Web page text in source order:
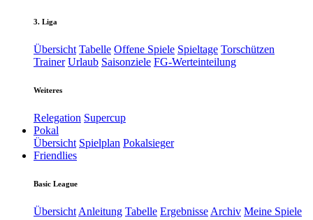
3. Liga
Übersicht Tabelle Offene Spiele Spieltage Torschützen
Trainer Urlaub Saisonziele FG-Werteinteilung
Weiteres
Relegation Supercup
Pokal
Übersicht Spielplan Pokalsieger
Friendlies
Basic League
Übersicht Anleitung Tabelle Ergebnisse Archiv Meine Spiele